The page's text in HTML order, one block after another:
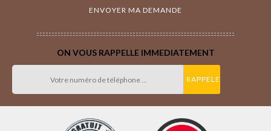
ON VOUS RAPPELLE IMMEDIATEMENT